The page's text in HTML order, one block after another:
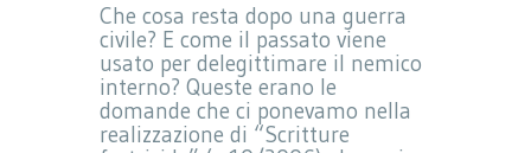
Che cosa resta dopo una guerra
civile? E come il passato viene
usato per delegittimare il nemico
interno? Queste erano le
domande che ci ponevamo nella
realizzazione di “Scritture